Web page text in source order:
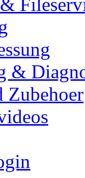
&
Zubehoer